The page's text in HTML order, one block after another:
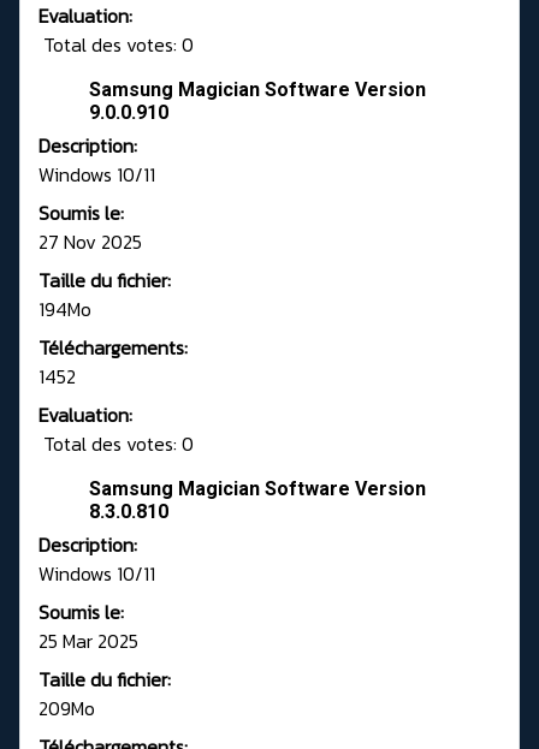
Evaluation:
Total des votes: 0
Samsung Magician Software Version
9.0.0.910
Description:
Windows 10/11
Soumis le:
27 Nov 2025
Taille du fichier:
194Mo
Téléchargements:
1452
Evaluation:
Total des votes: 0
Samsung Magician Software Version
8.3.0.810
Description:
Windows 10/11
Soumis le:
25 Mar 2025
Taille du fichier:
209Mo